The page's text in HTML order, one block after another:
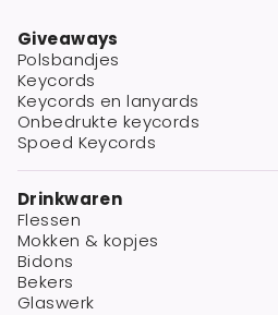
Giveaways
Polsbandjes
Keycords
Keycords en lanyards
Onbedrukte keycords
Spoed Keycords
Drinkwaren
Flessen
Mokken & kopjes
Bidons
Bekers
Glaswerk